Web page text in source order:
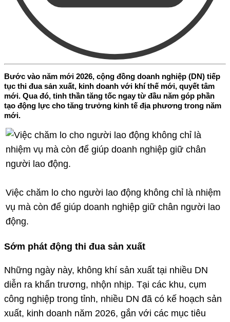
Bước vào năm mới 2026, cộng đồng doanh nghiệp (DN) tiếp
tục thi đua sản xuất, kinh doanh với khí thế mới, quyết tâm
mới. Qua đó, tinh thần tăng tốc ngay từ đầu năm góp phần
tạo động lực cho tăng trưởng kinh tế địa phương trong năm
mới.
Việc chăm lo cho người lao động không chỉ là nhiệm
vụ mà còn để giúp doanh nghiệp giữ chân người lao
động.
Sớm phát động thi đua sản xuất
Những ngày này, không khí sản xuất tại nhiều DN
diễn ra khẩn trương, nhộn nhịp. Tại các khu, cụm
công nghiệp trong tỉnh, nhiều DN đã có kế hoạch sản
xuất, kinh doanh năm 2026, gắn với các mục tiêu